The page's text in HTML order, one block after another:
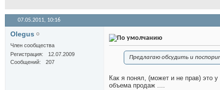
07.05.2011, 10:16
Olegus
Член сообщества
Регистрация
12.07.2009
Сообщений
207
Предлагаю обсудить и
Как я понял, (может и не прав) это
объема продаж ....